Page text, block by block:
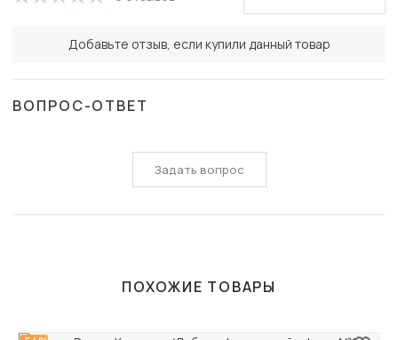
Добавьте отзыв, если купили данный товар
ВОПРОС-ОТВЕТ
Задать вопрос
ПОХОЖИЕ ТОВАРЫ